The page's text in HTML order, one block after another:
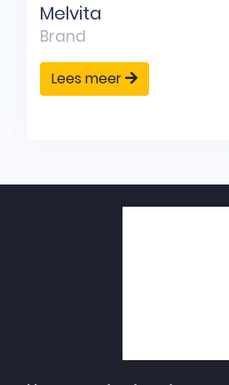
Melvita
Brand
Lees meer